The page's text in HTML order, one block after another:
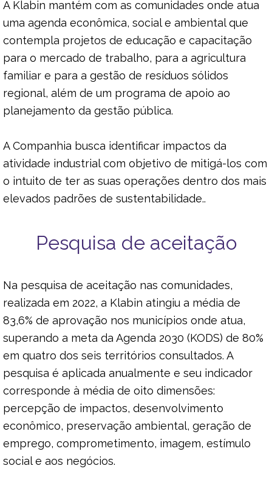
SAÚDE E SEGURANÇA DO TRABALHO
A Klabin mantém com as comunidades onde atua
uma agenda econômica, social e ambiental que
contempla projetos de educação e capacitação
para o mercado de trabalho, para a agricultura
familiar e para a gestão de resíduos sólidos
regional, além de um programa de apoio ao
planejamento da gestão pública.
A Companhia busca identificar impactos da
atividade industrial com objetivo de mitigá-los com
o intuito de ter as suas operações dentro dos mais
elevados padrões de sustentabilidade..
Pesquisa de aceitação
Na pesquisa de aceitação nas comunidades,
realizada em 2022, a Klabin atingiu a média de
83,6% de aprovação nos municípios onde atua,
superando a meta da Agenda 2030 (KODS) de 80%
em quatro dos seis territórios consultados. A
pesquisa é aplicada anualmente e seu indicador
corresponde à média de oito dimensões:
percepção de impactos, desenvolvimento
econômico, preservação ambiental, geração de
emprego, comprometimento, imagem, estímulo
social e aos negócios.